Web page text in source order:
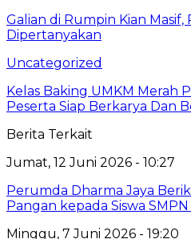
Galian di Rumpin Kian Masif,
Dipertanyakan
Uncategorized
Kelas Baking UMKM Merah
Peserta Siap Berkarya Dan
Berita Terkait
Jumat, 12 Juni 2026 - 10:27
Perumda Dharma Jaya
Pangan kepada Siswa SMPN
Minggu, 7 Juni 2026 - 19:20